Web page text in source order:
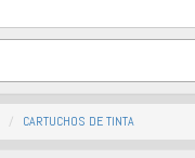
CARTUCHOS DE TINTA